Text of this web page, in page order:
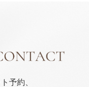
予約、